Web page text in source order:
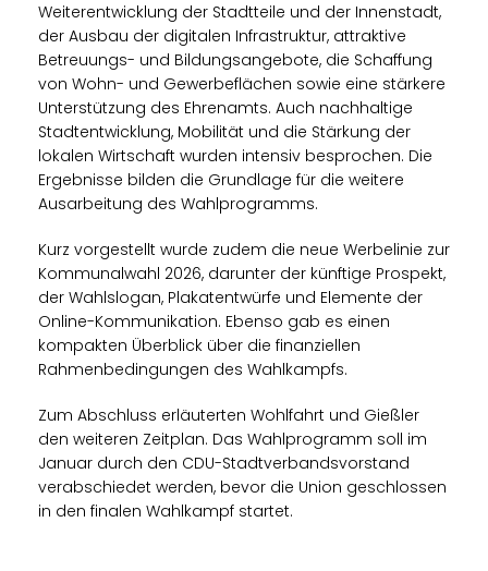
Weiterentwicklung der Stadtteile und der Innenstadt,
der Ausbau der digitalen Infrastruktur, attraktive
Betreuungs- und Bildungsangebote, die Schaffung
von Wohn- und Gewerbeflächen sowie eine stärkere
Unterstützung des Ehrenamts. Auch nachhaltige
Stadtentwicklung, Mobilität und die Stärkung der
lokalen Wirtschaft wurden intensiv besprochen. Die
Ergebnisse bilden die Grundlage für die weitere
Ausarbeitung des Wahlprogramms.
Kurz vorgestellt wurde zudem die neue Werbelinie zur
Kommunalwahl 2026, darunter der künftige Prospekt,
der Wahlslogan, Plakatentwürfe und Elemente der
Online-Kommunikation. Ebenso gab es einen
kompakten Überblick über die finanziellen
Rahmenbedingungen des Wahlkampfs.
Zum Abschluss erläuterten Wohlfahrt und Gießler
den weiteren Zeitplan. Das Wahlprogramm soll im
Januar durch den CDU-Stadtverbandsvorstand
verabschiedet werden, bevor die Union geschlossen
in den finalen Wahlkampf startet.